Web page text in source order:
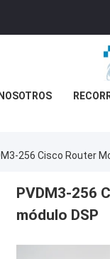
256 Cisco Router
PVDM3-256
módulo DSP